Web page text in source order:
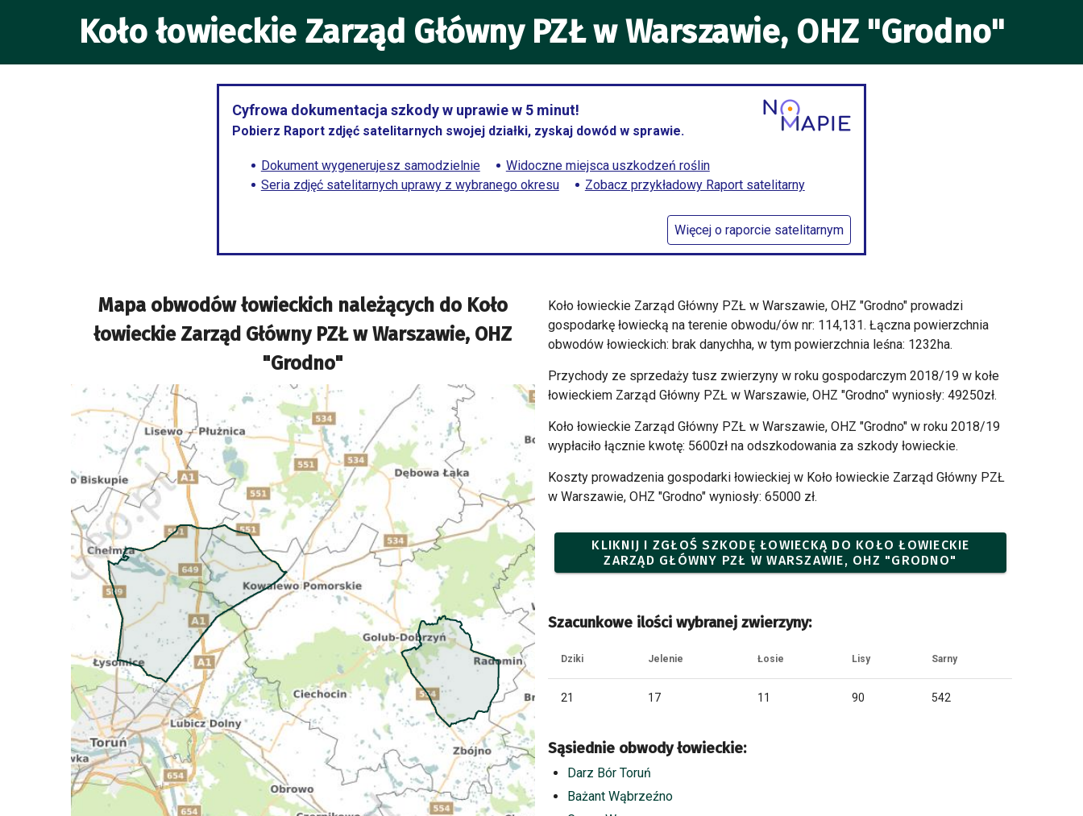
Koło łowieckie Zarząd Główny PZŁ w Warszawie, OHZ "Grodno"
Cyfrowa dokumentacja szkody w uprawie w 5 minut!
Pobierz Raport zdjęć satelitarnych swojej działki, zyskaj dowód w sprawie.
Dokument wygenerujesz samodzielnie
Widoczne miejsca uszkodzeń roślin
Seria zdjęć satelitarnych uprawy z wybranego okresu
Zobacz przykładowy Raport satelitarny
Więcej o raporcie satelitarnym
Mapa obwodów łowieckich należących do Koło
łowieckie Zarząd Główny PZŁ w Warszawie, OHZ
"Grodno"
Koło łowieckie Zarząd Główny PZŁ w Warszawie, OHZ "Grodno" prowadzi
gospodarkę łowiecką na terenie obwodu/ów nr: 114,131. Łączna powierzchnia
obwodów łowieckich: brak danychha, w tym powierzchnia leśna: 1232ha.
Przychody ze sprzedaży tusz zwierzyny w roku gospodarczym 2018/19 w kołe
łowieckiem Zarząd Główny PZŁ w Warszawie, OHZ "Grodno" wyniosły: 49250zł.
Koło łowieckie Zarząd Główny PZŁ w Warszawie, OHZ "Grodno" w roku 2018/19
wypłaciło łącznie kwotę: 5600zł na odszkodowania za szkody łowieckie.
Koszty prowadzenia gospodarki łowieckiej w Koło łowieckie Zarząd Główny PZŁ
w Warszawie, OHZ "Grodno" wyniosły: 65000 zł.
KLIKNIJ I ZGŁOŚ SZKODĘ ŁOWIECKĄ DO KOŁO ŁOWIECKIE
ZARZĄD GŁÓWNY PZŁ W WARSZAWIE, OHZ "GRODNO"
Szacunkowe ilości wybranej zwierzyny:
Dziki Jelenie Łosie Lisy Sarny
21 17 11 90 542
Sąsiednie obwody łowieckie:
Darz Bór Toruń
Bażant Wąbrzeźno